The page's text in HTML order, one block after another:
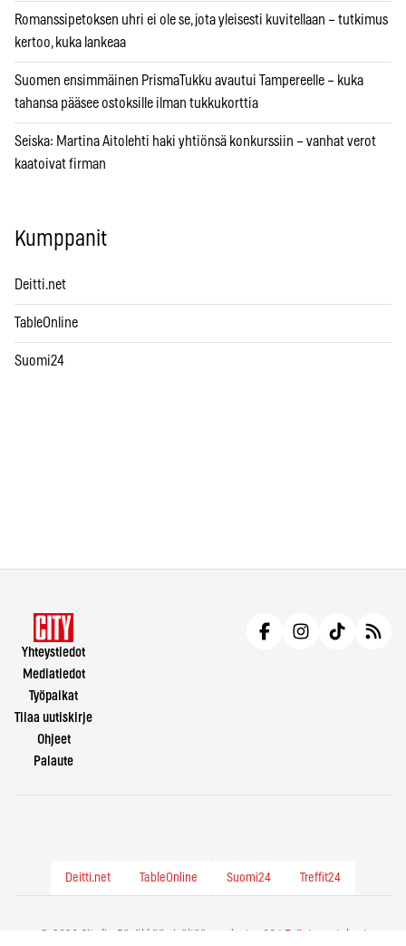
Romanssipetoksen uhri ei ole se, jota yleisesti kuvitellaan – tutkimus
kertoo, kuka lankeaa
Suomen ensimmäinen PrismaTukku avautui Tampereelle – kuka
tahansa pääsee ostoksille ilman tukkukorttia
Seiska: Martina Aitolehti haki yhtiönsä konkurssiin – vanhat verot
kaatoivat firman
Kumppanit
Deitti.net
TableOnline
Suomi24
Yhteystiedot
Mediatiedot
Työpaikat
Tilaa uutiskirje
Ohjeet
Palaute
Deitti.net TableOnline Suomi24 Treffit24